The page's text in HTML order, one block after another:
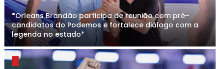
*Orleans Brandão participa de reunião com pré-
candidatos do Podemos e fortalece diálogo com a
legenda no estado*
.